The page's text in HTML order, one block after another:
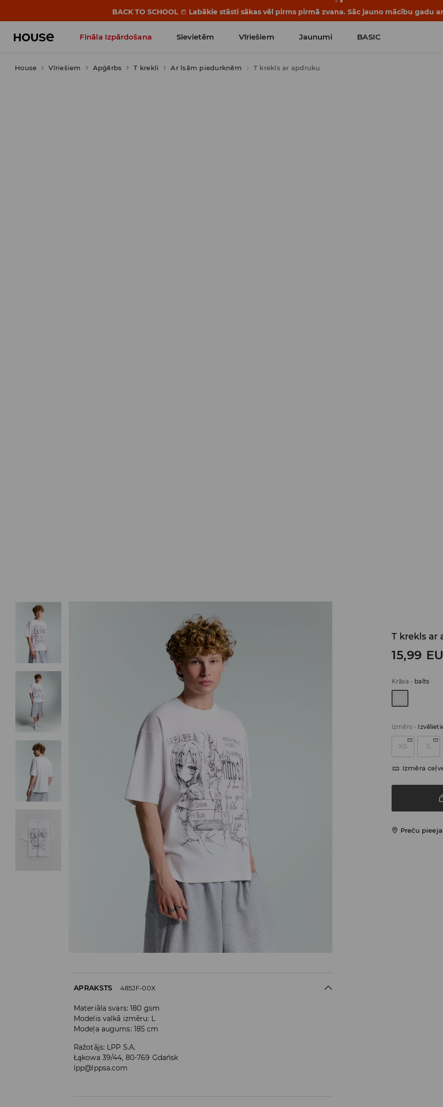
BACK TO SCHOOL 📒 Labākie stāsti sākas vēl pirms pirmā zvana. Sāc jauno mācību gadu
Fināla Izpārdošana Sievietēm Vīriešiem Jaunumi BASIC
Influencers' Faves
House Vīriešiem Apģērbs T krekli Ar īsām piedurknēm T krekls ar apdruku
T krekls ar
15,99
Krāsa - balts
Izmērs-
XS S
Izmēra
Preču
APRAKSTS 485JF-00X
Materiāla svars: 180 gsm
Modelis valkā izmēru: L
Modeļa augums: 185 cm
Ražotājs: LPP S.A.
Łąkowa 39/44, 80-769 Gdańsk
lpp@lppsa.com